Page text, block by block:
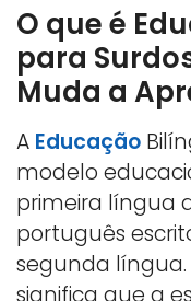
O que é
para
Muda a
A Educação
modelo
primeira língua
português
segunda língua.